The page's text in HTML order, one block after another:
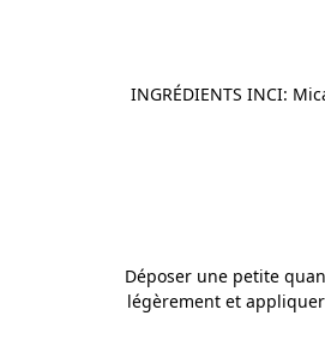
INGRÉDIENTS INCI:
Déposer une petite
légèrement et